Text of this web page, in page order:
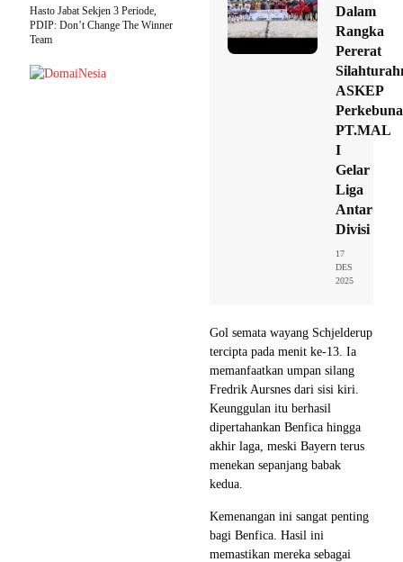
Dalam
Rangka
Pererat
ASKEP
PT.MAL
I
Gelar
Liga
Antar
Divisi
17
DES
2025
Gol semata wayang Schjelderup
tercipta pada menit ke-13. Ia
memanfaatkan umpan silang
Fredrik Aursnes dari sisi kiri.
Keunggulan itu berhasil
dipertahankan Benfica hingga
akhir laga, meski Bayern terus
menekan sepanjang babak
kedua.
Kemenangan ini sangat penting
bagi Benfica. Hasil ini
memastikan mereka sebagai
Hasto Jabat Sekjen 3 Periode,
PDIP: Don’t Change The Winner
Team